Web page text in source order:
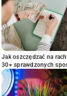
Jak oszczędzać na
30+ sprawdzonych